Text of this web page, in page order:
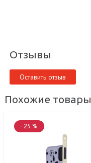
Отзывы
Оставить отзыв
Похожие товары
- 25 %